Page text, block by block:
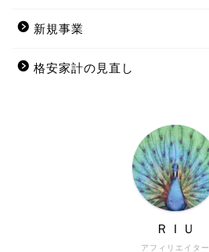
新規事業
格安家計の見直し
アフィリエイター
ＲＩＵ